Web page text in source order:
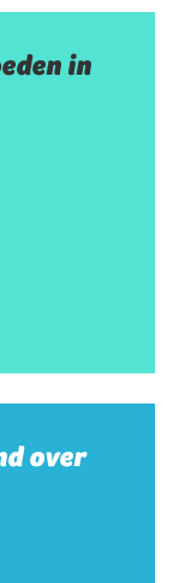
in
over